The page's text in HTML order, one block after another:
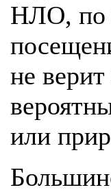
НЛО, по
не
или